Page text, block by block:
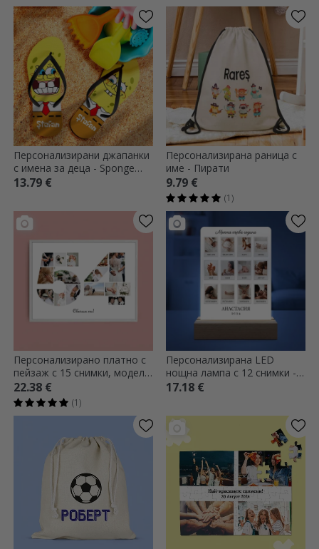
Персонализирани джапанки
с имена за деца - Sponge
Square Trousers
13.79 €
Персонализирана раница с
име - Пирати
9.79 €
(1)
Персонализирано платно с
пейзаж с 15 снимки, модел
номер 54 и текстово
съобщение
22.38 €
(1)
Персонализирана LED
нощна лампа с 12 снимки -
Моята първа година
17.18 €